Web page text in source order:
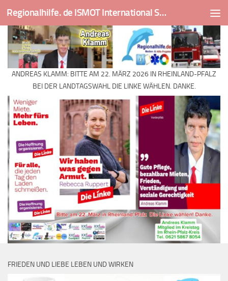
Skip to content Regionalhilfe. de ISMOT International Social And Medical Outreach Team
ANDREAS KLAMM: BITTE AM 22. MÄRZ 2026 IN RHEINLAND-PFALZ
BEI DER LANDTAGSWAHL DIE LINKE WÄHLEN. DANKE.
FRIEDEN UND LIEBE LEBEN UND WIRKEN